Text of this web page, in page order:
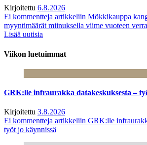
Kirjoitettu 6.8.2026
Ei kommentteja artikkeliin Mökkikauppa
myyntimäärät miinuksella viime vuoteen
Lisää uutisia
Viikon luetuimmat
GRK:lle infraurakka datakeskuksesta –
Kirjoitettu 3.8.2026
Ei kommentteja artikkeliin GRK:lle
työt jo käynnissä